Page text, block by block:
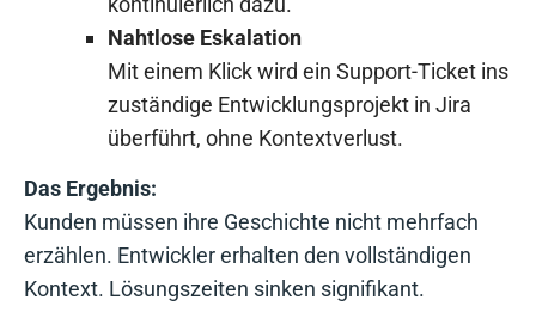
Nahtlose Eskalation
Mit einem Klick wird ein Support-Ticket ins
zuständige Entwicklungsprojekt in Jira
überführt, ohne Kontextverlust.
Das Ergebnis:
Kunden müssen ihre Geschichte nicht mehrfach
erzählen. Entwickler erhalten den vollständigen
Kontext. Lösungszeiten sinken signifikant.